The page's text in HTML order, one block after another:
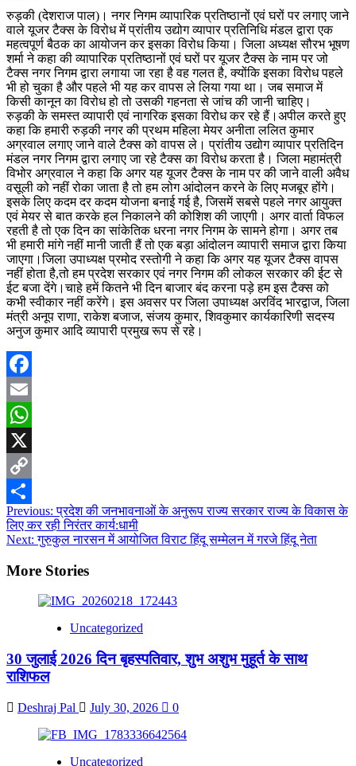
Link
Share
रुड़की (देशराज पाल)। नगर निगम व्यापारिक प्रतिष्ठानों एवं घरों पर लगाए जाने
वाले यूजर टैक्स के विरोध में प्रांतीय उद्योग व्यापार प्रतिनिधि मंडल द्वारा एक
महत्वपूर्ण बैठक का आयोजन कर इसका विरोध किया। जिला अध्यक्ष सौरभ भूषण
शर्मा ने कहा की व्यापारिक प्रतिष्ठानों एवं घरों पर यूजर टैक्स के नाम पर जो
टैक्स नगर निगम द्वारा लगाया जा रहा है वह गलत है, क्योंकि इसका विरोध पहले
भी हो चुका है और पहले भी यह कर वापस ले लिया गया था। जब समाज में
किसी कानून का विरोध हो तो उसकी गहनता से जांच की जानी चाहिए।
रुड़की के समस्त व्यापारी एवं नागरिक इसका विरोध कर रहे हैं।अपील करते हुए
कहा कि हमारी रुड़की नगर की प्रथम महिला मेयर अनीता ललित कुमार
अग्रवाल लगाए जाने वाले टैक्स को वापस ले। प्रांतीय उद्योग व्यापार प्रतिदिन
मंडल नगर निगम द्वारा लगाए जा रहे टैक्स का विरोध करता है। जिला महामंत्री
विभोर अग्रवाल ने कहा कि अगर यह यूजर टैक्स के नाम पर की जाने वाली अवैध
वसूली को नहीं रोका जाता है तो हम लोग आंदोलन करने के लिए मजबूर होंगे।
इसके लिए कदम दर कदम योजना बनाई गई है, जिसमें सबसे पहले नगर आयुक्त
एवं मेयर से बात करके हल निकालने की कोशिश की जाएगी। अगर वार्ता विफल
रहती है तो एक दिन का सांकेतिक धरना नगर निगम के सामने होगा। अगर तब
भी हमारी मांगे नहीं मानी जाती हैं तो एक बड़ा आंदोलन व्यापारी समाज द्वारा किया
जाएगा।जिला उपाध्यक्ष प्रमोद रस्तोगी ने कहा कि अगर यह यूजर टैक्स वापस
नहीं होता है,तो हम प्रदेश सरकार एवं नगर निगम की लोकल सरकार की ईट से
ईट बजा देंगे।चाहे हमें कितने भी दिन बाजार बंद करना पड़े हम इस टैक्स को
कभी स्वीकार नहीं करेंगे। इस अवसर पर जिला उपाध्यक्ष अरविंद भारद्वाज, जिला
मंत्री अनूप राणा, राकेश बजाज, संजय कुमार, शिवकुमार कार्यकारिणी सदस्य
अनुज कुमार आदि व्यापारी प्रमुख रूप से रहे।
Facebook
Email
WhatsApp
X
Copy
Link
Share
Post
navigation
Previous:प्रदेश की जनभावनाओं के अनुरूप राज्य सरकार राज्य के विकास के
लिए कर रही निरंतर कार्य:धामी
Next:गुरुकुल नारसन में आयोजित विराट हिंदू सम्मेलन में गरजे हिंदू नेता
More Stories
Uncategorized
30 जुलाई 2026 दिन बृहस्पतिवार, शुभ अशुभ मुहूर्त के साथ
राशिफल
Deshraj Pal July 30, 2026 0
Uncategorized